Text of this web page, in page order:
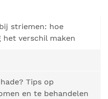
striemen: hoe
het verschil maken
Tips op
en te behandelen